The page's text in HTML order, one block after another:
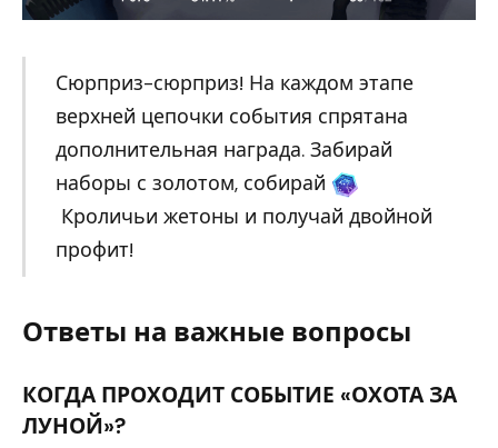
Сюрприз-сюрприз! На каждом этапе
верхней цепочки события спрятана
дополнительная награда. Забирай
наборы с золотом, собирай
Кроличьи жетоны и получай двойной
профит!
Ответы на важные вопросы
КОГДА ПРОХОДИТ СОБЫТИЕ «ОХОТА ЗА
ЛУНОЙ»?